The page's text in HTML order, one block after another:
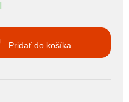
Pridať do košíka